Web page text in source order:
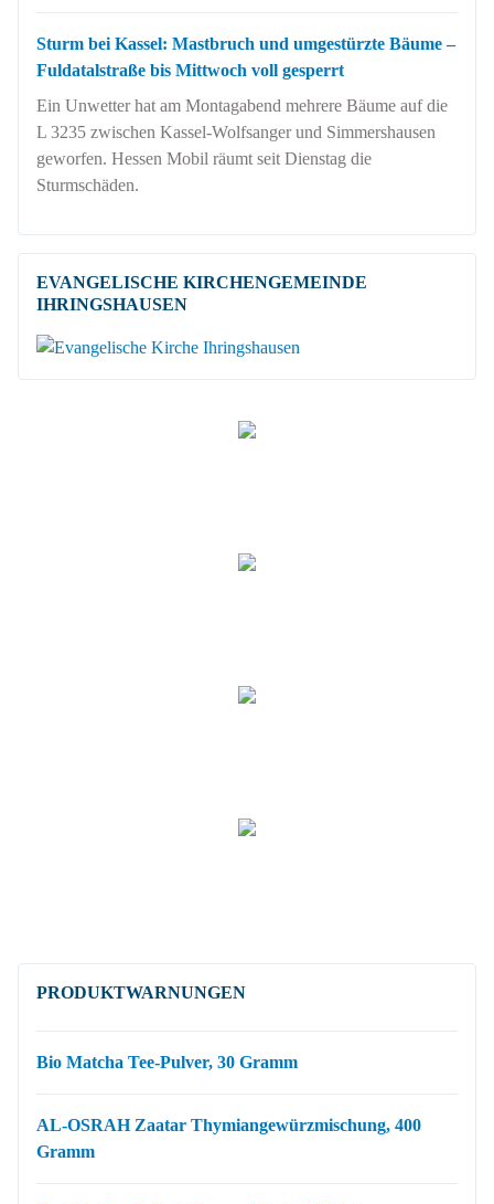
Sturm bei Kassel: Mastbruch und umgestürzte Bäume –
Fuldatalstraße bis Mittwoch voll gesperrt
Ein Unwetter hat am Montagabend mehrere Bäume auf die
L 3235 zwischen Kassel-Wolfsanger und Simmershausen
geworfen. Hessen Mobil räumt seit Dienstag die
Sturmschäden.
EVANGELISCHE KIRCHENGEMEINDE
IHRINGSHAUSEN
PRODUKT­WARNUNGEN
Bio Matcha Tee-Pulver, 30 Gramm
AL-OSRAH Zaatar Thymiangewürzmischung, 400
Gramm